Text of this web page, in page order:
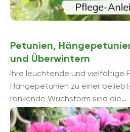
Petunien,
und Überwintern
Ihre leuchtende und vielfältige
Hängepetunien zu einer
rankende Wuchsform sind die
Nachtschattengewächse
Mauerbrüstungen anzutreffen.